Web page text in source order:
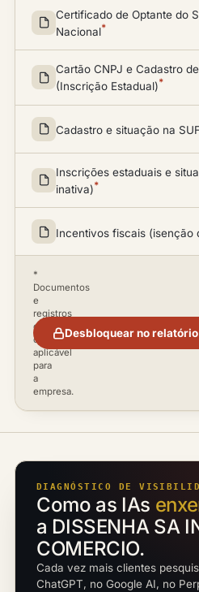
Certificado de Optante do
Nacional*
Cartão CNPJ e Cadastro
(Inscrição Estadual)*
Cadastro e situação na
Inscrições estaduais e
inativa)*
Incentivos fiscais (isenção
*
Documentos
e
registros
disponíveis
conforme
aplicável
para
a
empresa.
Desbloquear no
DIAGNÓSTICO DE
Como as IAs
a DISSENHA SA
COMERCIO.
Cada vez mais clientes
ChatGPT, no Google AI, no